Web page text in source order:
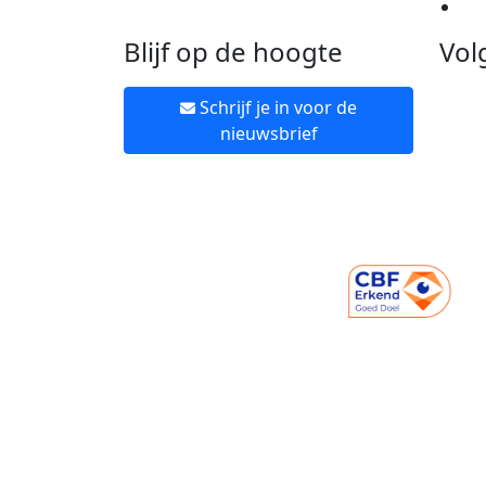
Blijf op de hoogte
Schrijf je in voor de
nieuwsbrief